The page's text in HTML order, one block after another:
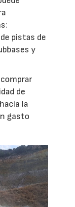
pistas de
y
de
la
gasto